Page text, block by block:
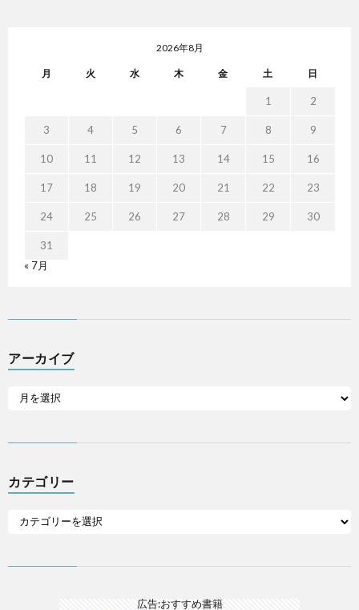
2026年8月
月 火 水 木 金 土 日
1 2
3 4 5 6 7 8 9
10 11 12 13 14 15 16
17 18 19 20 21 22 23
24 25 26 27 28 29 30
31
« 7月
アーカイブ
カテゴリー
広告:おすすめ書籍